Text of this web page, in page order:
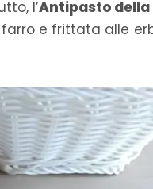
l’Antipasto della
e frittata alle